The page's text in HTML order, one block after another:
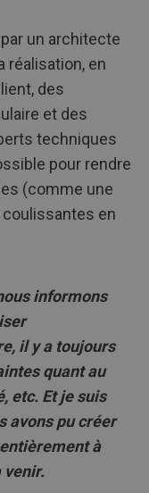
un architecte
réalisation, en
des
et des
techniques
pour rendre
(comme une
coulissantes en
informons
il y a toujours
quant au
etc. Et je suis
avons pu créer
à
venir.